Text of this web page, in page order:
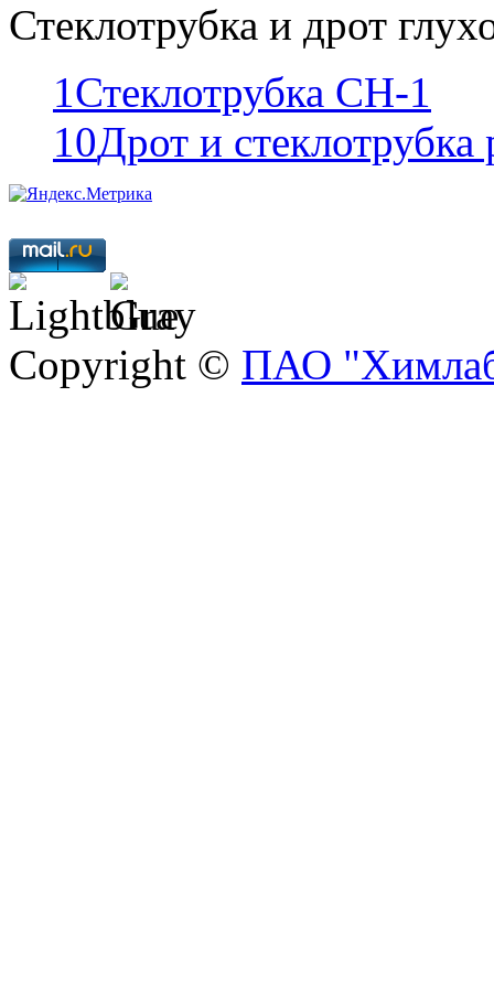
Стеклотрубка и дрот
1Стеклотрубка СН-1
10Дрот и
Copyright © ПАО